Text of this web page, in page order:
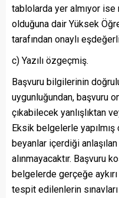
tablolarda yer almıyor
olduğuna dair Yüksek
tarafından onaylı
c) Yazılı özgeçmiş.
Başvuru bilgilerinin
uygunluğundan, başvuru
çıkabilecek yanlışlıktan
Eksik belgelerle yapılmış
beyanlar içerdiği
alınmayacaktır. Başvuru
belgelerde gerçeğe
tespit edilenlerin